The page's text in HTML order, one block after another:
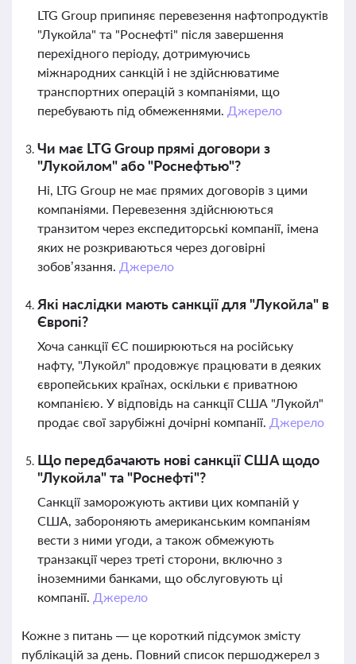
LTG Group припиняє перевезення нафтопродуктів
"Лукойла" та "Роснефті" після завершення
перехідного періоду, дотримуючись
міжнародних санкцій і не здійснюватиме
транспортних операцій з компаніями, що
перебувають під обмеженнями. Джерело
Чи має LTG Group прямі договори з
"Лукойлом" або "Роснефтью"?
Ні, LTG Group не має прямих договорів з цими
компаніями. Перевезення здійснюються
транзитом через експедиторські компанії, імена
яких не розкриваються через договірні
зобов’язання. Джерело
Які наслідки мають санкції для "Лукойла" в
Європі?
Хоча санкції ЄС поширюються на російську
нафту, "Лукойл" продовжує працювати в деяких
європейських країнах, оскільки є приватною
компанією. У відповідь на санкції США "Лукойл"
продає свої зарубіжні дочірні компанії. Джерело
Що передбачають нові санкції США щодо
"Лукойла" та "Роснефті"?
Санкції заморожують активи цих компаній у
США, забороняють американським компаніям
вести з ними угоди, а також обмежують
транзакції через треті сторони, включно з
іноземними банками, що обслуговують ці
компанії. Джерело
Кожне з питань — це короткий підсумок змісту
публікацій за день. Повний список першоджерел з